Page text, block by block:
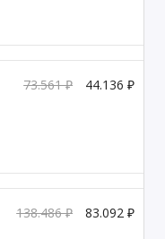
73.561 ₽ 44.136 ₽
138.486 ₽ 83.092 ₽